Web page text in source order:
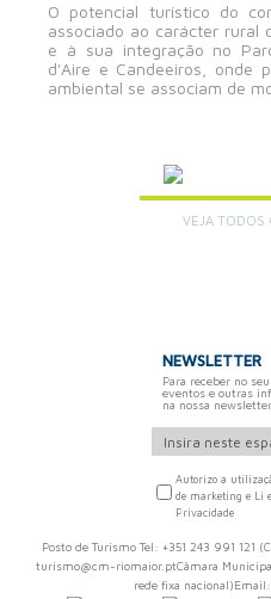
O potencial turístico do
associado ao carácter rural
e à sua integração no
d'Aire e Candeeiros, onde
ambiental se associam de
VEJA TODOS
NEWSLETTER
Para receber no
eventos e outras
na nossa newsletter.
Autorizo a
de marketing e Li
Privacidade
Posto de Turismo Tel: +351 243 991 121
turismo@cm-riomaior.ptCâmara
rede fixa